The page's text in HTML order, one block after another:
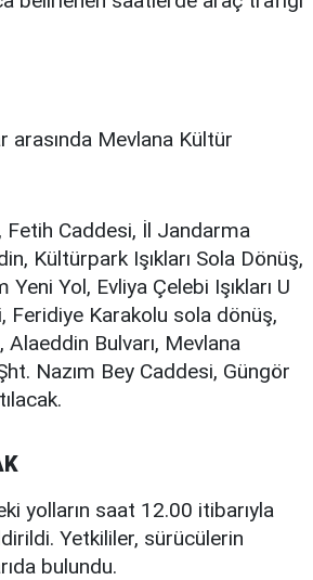
arasında Mevlana Kültür
Fetih Caddesi, İl Jandarma
Kültürpark Işıkları Sola Dönüş,
Yol, Evliya Çelebi Işıkları U
Feridiye Karakolu sola dönüş,
Bulvarı, Mevlana
Nazım Bey Caddesi, Güngör
yolların saat 12.00 itibarıyla
Yetkililer, sürücülerin
bulundu.